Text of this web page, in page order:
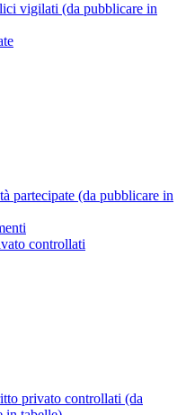
vigilati (da pubblicare in
partecipate (da pubblicare in
controllati
privato controllati (da